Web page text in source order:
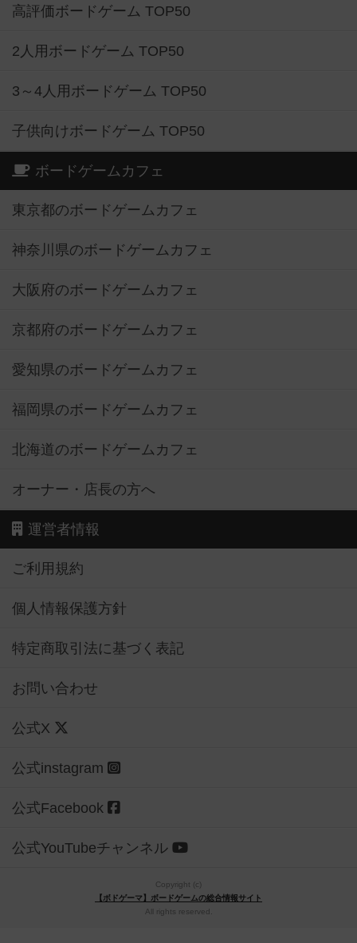
高評価ボードゲーム TOP50
2人用ボードゲーム TOP50
3～4人用ボードゲーム TOP50
子供向けボードゲーム TOP50
ボードゲームカフェ
東京都のボードゲームカフェ
神奈川県のボードゲームカフェ
大阪府のボードゲームカフェ
京都府のボードゲームカフェ
愛知県のボードゲームカフェ
福岡県のボードゲームカフェ
北海道のボードゲームカフェ
オーナー・店長の方へ
運営者情報
ご利用規約
個人情報保護方針
特定商取引法に基づく表記
お問い合わせ
公式X
公式instagram
公式Facebook
公式YouTubeチャンネル
Copyright (c)
【ボドゲーマ】ボードゲームの総合情報サイト
All rights reserved.